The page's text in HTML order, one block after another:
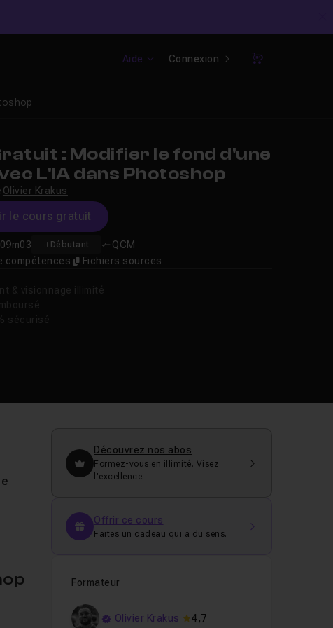
Aide Connexion
Panier
: Modifier le fond d'une
L'IA dans Photoshop
Olivier Krakus
le cours gratuit
09m03 Débutant
QCM
compétences
Fichiers sources
Découvrez nos abos
Formez-vous en illimité. Visez
l’excellence.
Offrir ce cours
Faites un cadeau qui a du sens.
Formateur
Olivier Krakus 4,7